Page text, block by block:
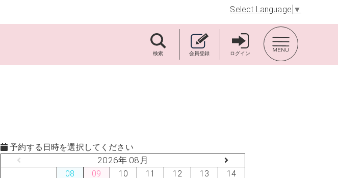
Select Language ▼
検索 会員登録 ログイン
予約する日時を選択してください
2026年 08月
08
09
10
11
12
13
14